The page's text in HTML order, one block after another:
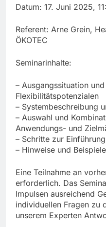
Datum: 17. Juni 2025,
Referent: Arne Grein,
ÖKOTEC
Seminarinhalte:
– Ausgangssituation
Flexibilitätspotenzialen
– Systembeschreibung
– Auswahl und
Anwendungs- und
– Schritte zur
– Hinweise und
Eine Teilnahme an
erforderlich. Das
Impulsen ausreichend
individuellen Fragen zu
unserem Experten